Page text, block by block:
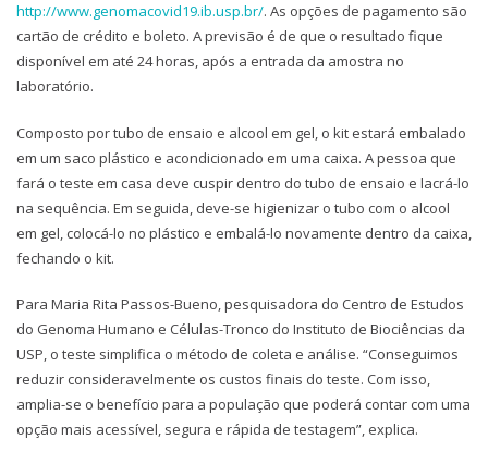
http://www.genomacovid19.ib.usp.br/. As opções de pagamento são
cartão de crédito e boleto. A previsão é de que o resultado fique
disponível em até 24 horas, após a entrada da amostra no
laboratório.
Composto por tubo de ensaio e alcool em gel, o kit estará embalado
em um saco plástico e acondicionado em uma caixa. A pessoa que
fará o teste em casa deve cuspir dentro do tubo de ensaio e lacrá-lo
na sequência. Em seguida, deve-se higienizar o tubo com o alcool
em gel, colocá-lo no plástico e embalá-lo novamente dentro da caixa,
fechando o kit.
Para Maria Rita Passos-Bueno, pesquisadora do Centro de Estudos
do Genoma Humano e Células-Tronco do Instituto de Biociências da
USP, o teste simplifica o método de coleta e análise. “Conseguimos
reduzir consideravelmente os custos finais do teste. Com isso,
amplia-se o benefício para a população que poderá contar com uma
opção mais acessível, segura e rápida de testagem”, explica.